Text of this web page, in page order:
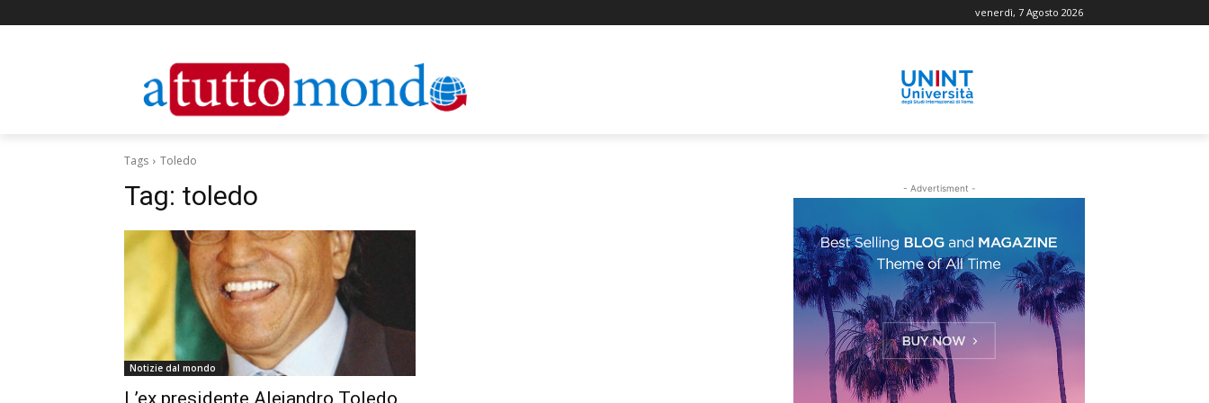
venerdì, 7 Agosto 2026
Tags Toledo
Tag: toledo
Notizie dal mondo
L’ex presidente Alejandro Toledo
- Advertisment -